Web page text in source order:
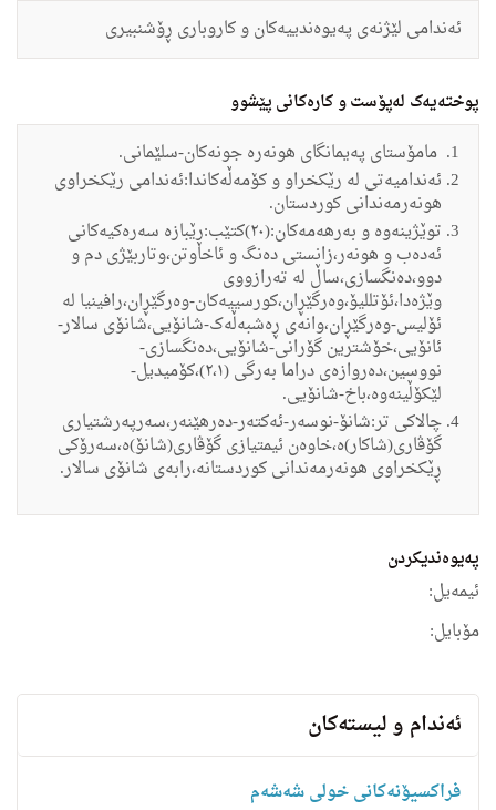
ئەندامی لێژنەی پەیوەندییەکان و کاروباری ڕۆشنبیری
پوختەیەک لەپۆست و کارەکانی پێشوو
مامۆستای پەیمانگای هونەرە جونەکان-سلێمانی.
ئەندامیەتی لە رێکخراو و کۆمەڵەکاندا:ئەندامی رێکخراوی
هونەرمەندانی کوردستان.
توێژینەوە و بەرهەمەکان:(٢٠)کتێب:ڕێبازە سەرەکیەکانی
ئەدەب و هونەر،زانستی دەنگ و ئاخاوتن،وتاربێژی دم و
دوو،دەنگسازی،ساڵ لە تەرازووی
وێژەدا،ئۆتللیۆ،وەرگێڕان،کورسییەکان-وەرگێڕان،رافینیا لە
ئۆلیس-وەرگێڕان،وانەی ڕەشبەڵەک-شانۆیی،شانۆی سالار-
ئانۆیی،خۆشترین گۆرانی-شانۆیی،دەنگسازی-
نووسین،دەروازەی دراما بەرگی (٢،١)،کۆمیدیل-
لێکۆڵینەوە،باخ-شانۆیی.
چالاکی تر:شانۆ-نوسەر-ئەکتەر-دەرهێنەر،سەرپەرشتیاری
گۆڤاری(شاکار)ە،خاوەن ئیمتیازی گۆڤاری(شانۆ)ە،سەرۆکی
ڕێکخراوی هونەرمەندانی کوردستانە،رابەی شانۆی سالار.
په‌یوه‌ندیكردن
ئیمه‌یل:
مۆبایل:
ئه‌ندام و لیسته‌كان
فراکسیۆنەکانی خولی شەشەم